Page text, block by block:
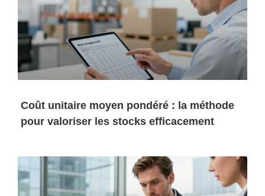
Coût unitaire moyen pondéré : la méthode
pour valoriser les stocks efficacement